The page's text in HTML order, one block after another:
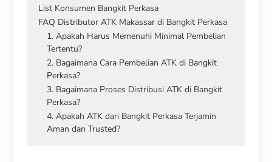
List Konsumen Bangkit Perkasa
FAQ Distributor ATK Makassar di Bangkit Perkasa
1. Apakah Harus Memenuhi Minimal Pembelian
Tertentu?
2. Bagaimana Cara Pembelian ATK di Bangkit
Perkasa?
3. Bagaimana Proses Distribusi ATK di Bangkit
Perkasa?
4. Apakah ATK dari Bangkit Perkasa Terjamin
Aman dan Trusted?